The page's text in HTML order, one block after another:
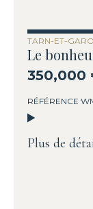
TARN-ET-
Le
350,000
RÉFÉRENCE
Plus de